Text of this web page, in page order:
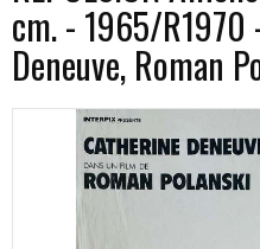
cm. - 1965/R1970
Deneuve, Roman